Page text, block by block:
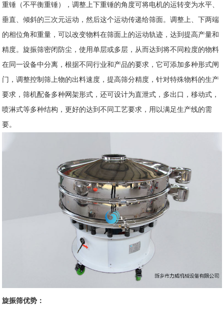
重锤（不平衡重锤），调整上下重锤的角度可将电机的运转变为水平、
垂直、倾斜的三次元运动，然后这个运动传递给筛面。调整上、下两端
的相位角和重量，可以改变物料在筛面上的运动轨迹，达到提高产量和
精度。旋振筛密闭防尘，使用单层或多层，从而达到将不同粒度的物料
在同一设备中分离，根据不同行业和产品的要求，它可添加多种形式闸
门，调整控制筛上物的出料速度，提高筛分精度，针对特殊物料的生产
要求，筛机配备多种网架形式，还可设计为直泄式，多出口，移动式，
喷淋式等多种结构，更好的达到不同工艺要求，用以满足生产线的需
要。
旋振筛优势：